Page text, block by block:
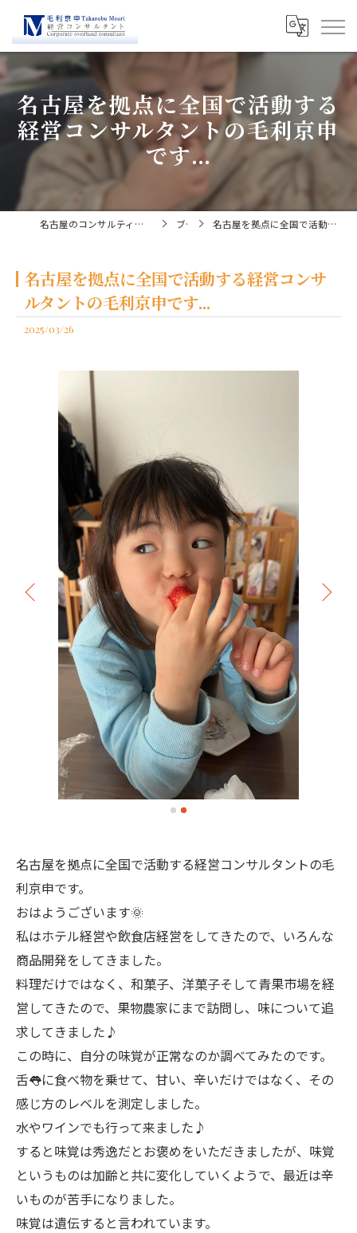
名古屋を拠点に全国で活動する
経営コンサルタントの毛利京申
です...
名古屋のコンサルティングなら経営コンサルタント毛利京申 ブログ 名古屋を拠点に全国で活動する経営コンサルタントの毛利京申です...
名古屋を拠点に全国で活動する経営コンサ
ルタントの毛利京申です...
2025/03/26
名古屋を拠点に全国で活動する経営コンサルタントの毛
利京申です。
おはようございます🌞
私はホテル経営や飲食店経営をしてきたので、いろんな
商品開発をしてきました。
料理だけではなく、和菓子、洋菓子そして青果市場を経
営してきたので、果物農家にまで訪問し、味について追
求してきました♪
この時に、自分の味覚が正常なのか調べてみたのです。
舌👅に食べ物を乗せて、甘い、辛いだけではなく、その
感じ方のレベルを測定しました。
水やワインでも行って来ました♪
すると味覚は秀逸だとお褒めをいただきましたが、味覚
というものは加齢と共に変化していくようで、最近は辛
いものが苦手になりました。
味覚は遺伝すると言われています。